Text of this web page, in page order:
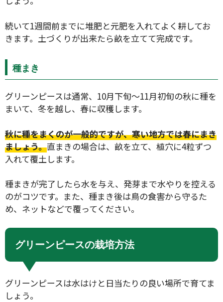
続いて1週間前までに堆肥と元肥を入れてよく耕してお
きます。土づくりが出来たら畝を立てて完成です。
種まき
グリーンピースは通常、10月下旬～11月初旬の秋に種を
まいて、冬を越し、春に収穫します。
秋に種をまくのが一般的ですが、寒い地方では春にまき
ましょう。直まきの場合は、畝を立て、植穴に4粒ずつ
入れて覆土します。
種まきが完了したら水を与え、発芽まで水やりを控える
のがコツです。また、種まき後は鳥の食害から守るた
め、ネットなどで覆ってください。
グリーンピースの栽培方法
グリーンピースは水はけと日当たりの良い場所で育てま
しょう。